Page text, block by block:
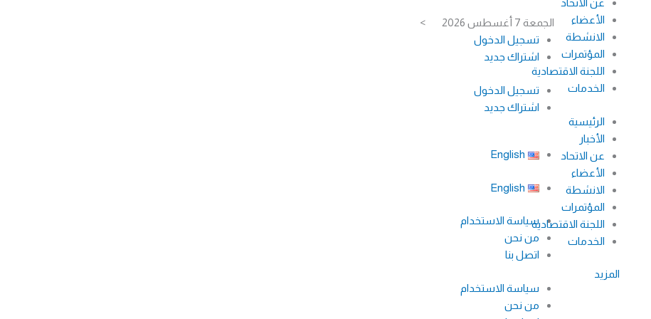
الجمعة 7 أغسطس 2026
>
تسجيل الدخول
اشتراك جديد
تسجيل الدخول
اشتراك جديد
English
English
سياسة الاستخدام
من نحن
اتصل بنا
سياسة الاستخدام
من نحن
عن الاتحاد
الأعضاء
الانشطة
المؤتمرات
اللجنة الاقتصادية
الخدمات
الرئيسية
الأخبار
عن الاتحاد
الأعضاء
الانشطة
المؤتمرات
اللجنة الاقتصادية
الخدمات
المزيد